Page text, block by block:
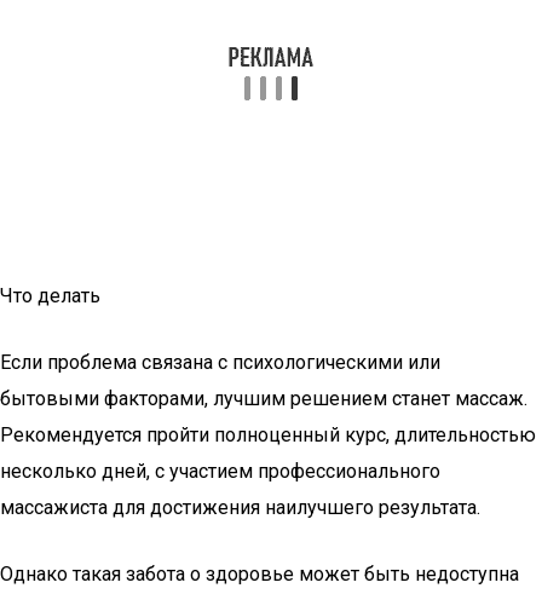
Что делать
Если проблема связана с психологическими или
бытовыми факторами, лучшим решением станет массаж.
Рекомендуется пройти полноценный курс, длительностью
несколько дней, с участием профессионального
массажиста для достижения наилучшего результата.
Однако такая забота о здоровье может быть недоступна